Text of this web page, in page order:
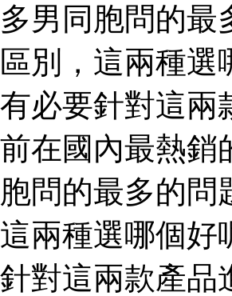
多男同胞問的最
區別，這兩種選
有必要針對這兩
前在國內最熱銷
胞問的最多的問
這兩種選哪個好
針對這兩款產品